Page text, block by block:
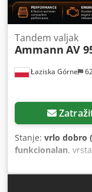
Łaziska Górne
Tandem valjak
Ammann AV
Stanje: vrlo dobro
funkcionalan,
hidraulika